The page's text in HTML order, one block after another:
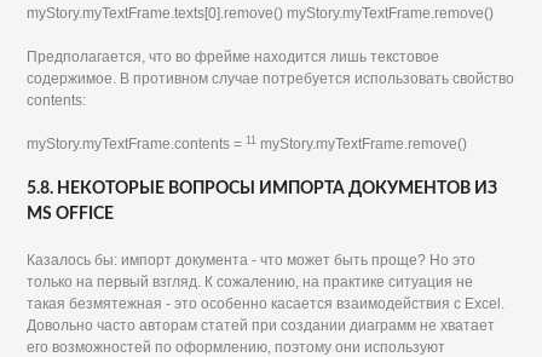
myStory.myTextFrame.texts[0].remove() myStory.myTextFrame.remove()
Предполагается, что во фрейме находится лишь текстовое
содержимое. В противном случае потребуется использовать свойство
contents:
myStory.myTextFrame.contents =11 myStory.myTextFrame.remove()
5.8. НЕКОТОРЫЕ ВОПРОСЫ ИМПОРТА ДОКУМЕНТОВ ИЗ
MS OFFICE
Казалось бы: импорт документа - что может быть проще? Но это
только на первый взгляд. К сожалению, на практике ситуация не
такая безмятежная - это особенно касается взаимодействия с Excel.
Довольно часто авторам статей при создании диаграмм не хватает
его возможностей по оформлению, поэтому они используют